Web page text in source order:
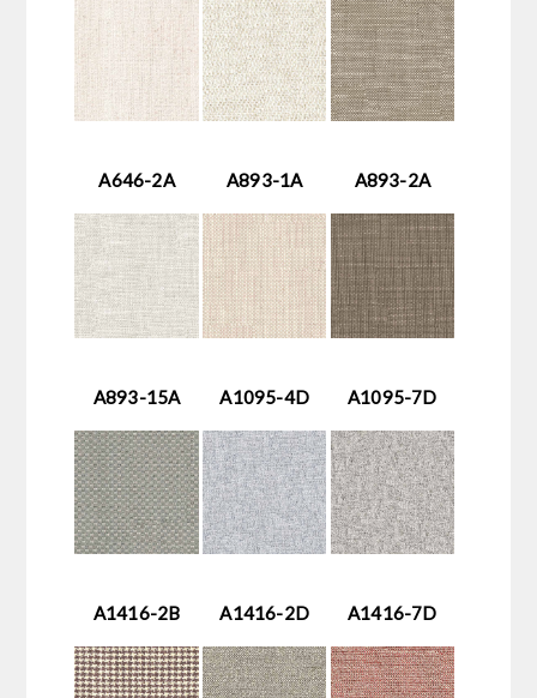
A646-2A A893-1A A893-2A
A893-15A A1095-4D A1095-7D
A1416-2B A1416-2D A1416-7D